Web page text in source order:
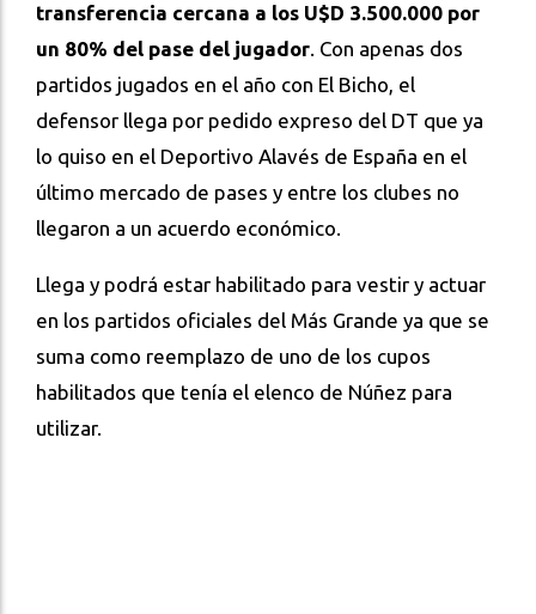
transferencia cercana a los U$D 3.500.000 por
un 80% del pase del jugador. Con apenas dos
partidos jugados en el año con El Bicho, el
defensor llega por pedido expreso del DT que ya
lo quiso en el Deportivo Alavés de España en el
último mercado de pases y entre los clubes no
llegaron a un acuerdo económico.
Llega y podrá estar habilitado para vestir y actuar
en los partidos oficiales del Más Grande ya que se
suma como reemplazo de uno de los cupos
habilitados que tenía el elenco de Núñez para
utilizar.